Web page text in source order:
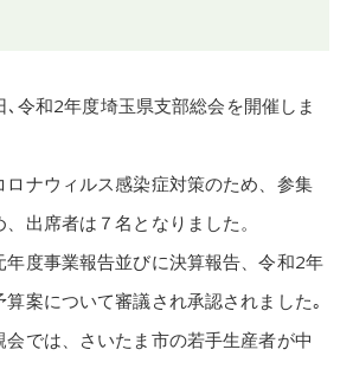
令和2年度埼玉県支部総会を開催しま
ナウィルス感染症対策のため、参集
出席者は７名となりました。
度事業報告並びに決算報告、令和2年
案について審議され承認されました｡
では、さいたま市の若手生産者が中